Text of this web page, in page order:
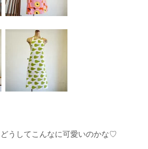
うしてこんなに可愛いのかな♡